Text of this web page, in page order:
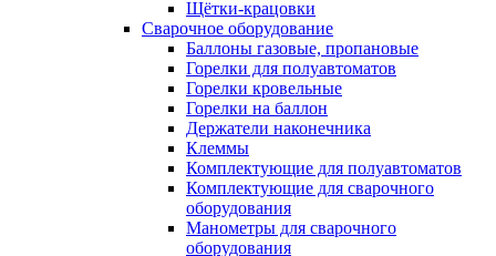
Щётки-крацовки
Сварочное оборудование
Баллоны газовые, пропановые
Горелки для полуавтоматов
Горелки кровельные
Горелки на баллон
Держатели наконечника
Клеммы
Комплектующие для полуавтоматов
Комплектующие для сварочного
оборудования
Манометры для сварочного
оборудования